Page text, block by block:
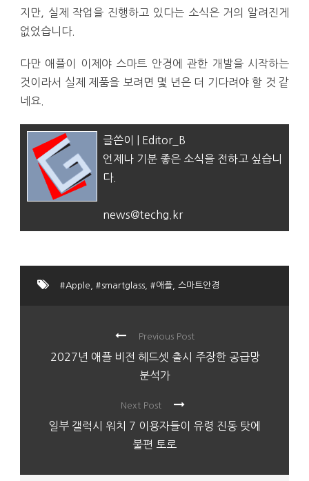
지만, 실제 작업을 진행하고 있다는 소식은 거의 알려진게
없었습니다.
다만 애플이 이제야 스마트 안경에 관한 개발을 시작하는
것이라서 실제 제품을 보려면 몇 년은 더 기다려야 할 것 같
네요.
글쓴이 | Editor_B
언제나 기분 좋은 소식을 전하고 싶습니
다.
news@techg.kr
#Apple #smartglass #애플 스마트안경
Previous Post
2027년 애플 비전 헤드셋 출시 주장한 공급망
분석가
Next Post
일부 갤럭시 워치 7 이용자들이 유령 진동 탓에
불편 토로